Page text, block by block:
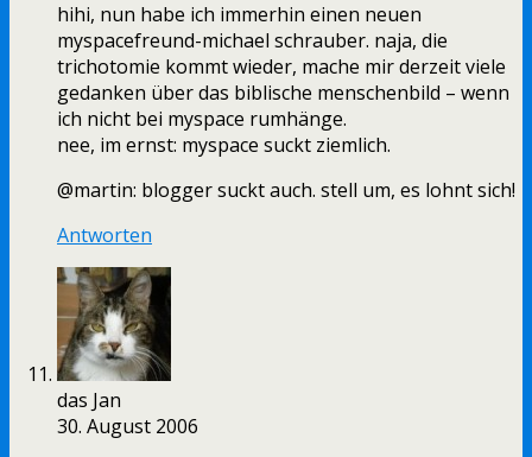
hihi, nun habe ich immerhin einen neuen
myspacefreund-michael schrauber. naja, die
trichotomie kommt wieder, mache mir derzeit viele
gedanken über das biblische menschenbild – wenn
ich nicht bei myspace rumhänge.
nee, im ernst: myspace suckt ziemlich.
@martin: blogger suckt auch. stell um, es lohnt sich!
Antworten
das Jan
30. August 2006